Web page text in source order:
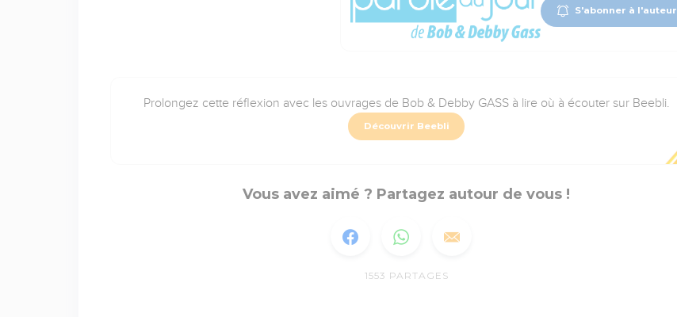
S'abonner à l'auteur
Prolongez cette réflexion avec les ouvrages de Bob & Debby GASS à lire où à écouter sur Beebli.
Découvrir Beebli
Vous avez aimé ? Partagez autour de vous !
1553 PARTAGES